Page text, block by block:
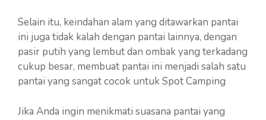
Selain itu, keindahan alam yang ditawarkan pantai
ini juga tidak kalah dengan pantai lainnya, dengan
pasir putih yang lembut dan ombak yang terkadang
cukup besar, membuat pantai ini menjadi salah satu
pantai yang sangat cocok untuk Spot Camping
Jika Anda ingin menikmati suasana pantai yang